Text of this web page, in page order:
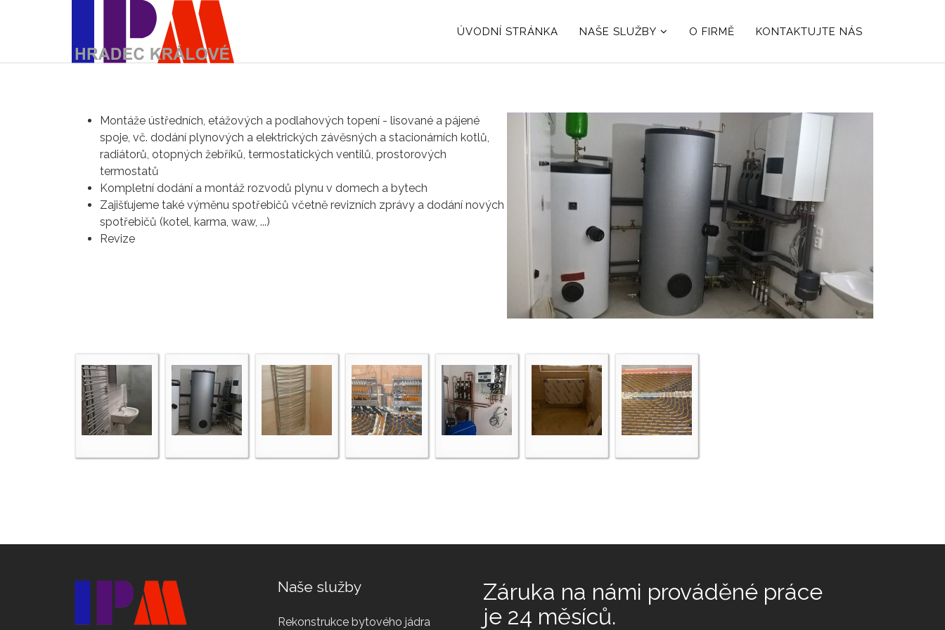
ÚVODNÍ STRÁNKA NAŠE SLUŽBY O FIRMĚ KONTAKTUJTE NÁS
Montáže ústředních, etážových a podlahových topení - lisované a pájené
spoje, vč. dodání plynových a elektrických závěsných a stacionárních kotlů,
radiátorů, otopných žebříků, termostatických ventilů, prostorových
termostatů
Kompletní dodání a montáž rozvodů plynu v domech a bytech
Zajišťujeme také výměnu spotřebičů včetně revizních zprávy a dodání nových
spotřebičů (kotel, karma, waw, ...)
Revize
Naše služby
Rekonstrukce bytového jádra
Záruka na námi prováděné práce
je 24 měsíců.